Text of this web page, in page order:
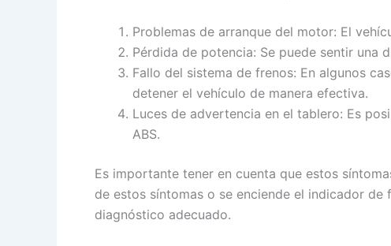
Problemas de arranque del motor: El
Pérdida de potencia: Se puede sentir una
Fallo del sistema de frenos: En algunos
detener el vehículo de manera efectiva.
Luces de advertencia en el tablero: Es
ABS.
Es importante tener en cuenta que estos
de estos síntomas o se enciende el indicador
diagnóstico adecuado.